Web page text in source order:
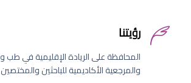
رؤيتنا
المحافظة على الريادة الإقليمية في طب
والمرجعية الأكاديمية للباحثين والمختصين